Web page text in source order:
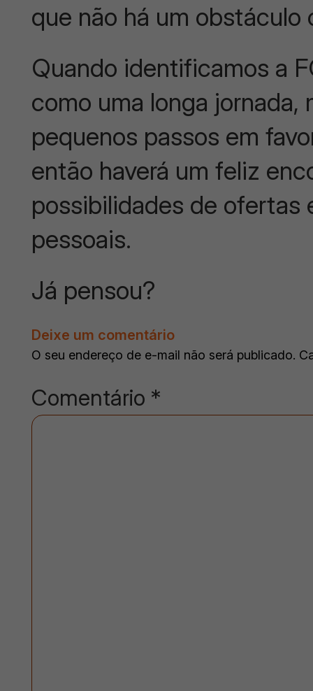
que não há um obstáculo
Quando identificamos a
como uma longa
pequenos passos em
então haverá um feliz
possibilidades de ofertas
pessoais.
Já pensou?
Deixe um comentário
O seu endereço de e-mail não será publicado.
Comentário *